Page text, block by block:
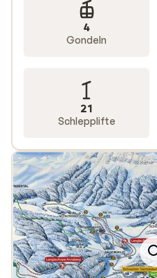
4
Gondeln
21
Schlepplifte